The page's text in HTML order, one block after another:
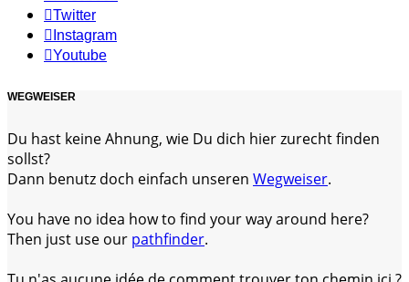
Twitter
Instagram
Youtube
WEGWEISER
Du hast keine Ahnung, wie Du dich hier zurecht finden
sollst?
Dann benutz doch einfach unseren Wegweiser.
You have no idea how to find your way around here?
Then just use our pathfinder.